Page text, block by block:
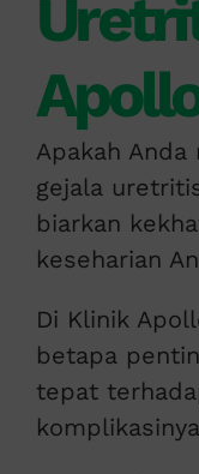
Apakah
gejala
biarkan
keseharian
Di Klinik
betapa
tepat